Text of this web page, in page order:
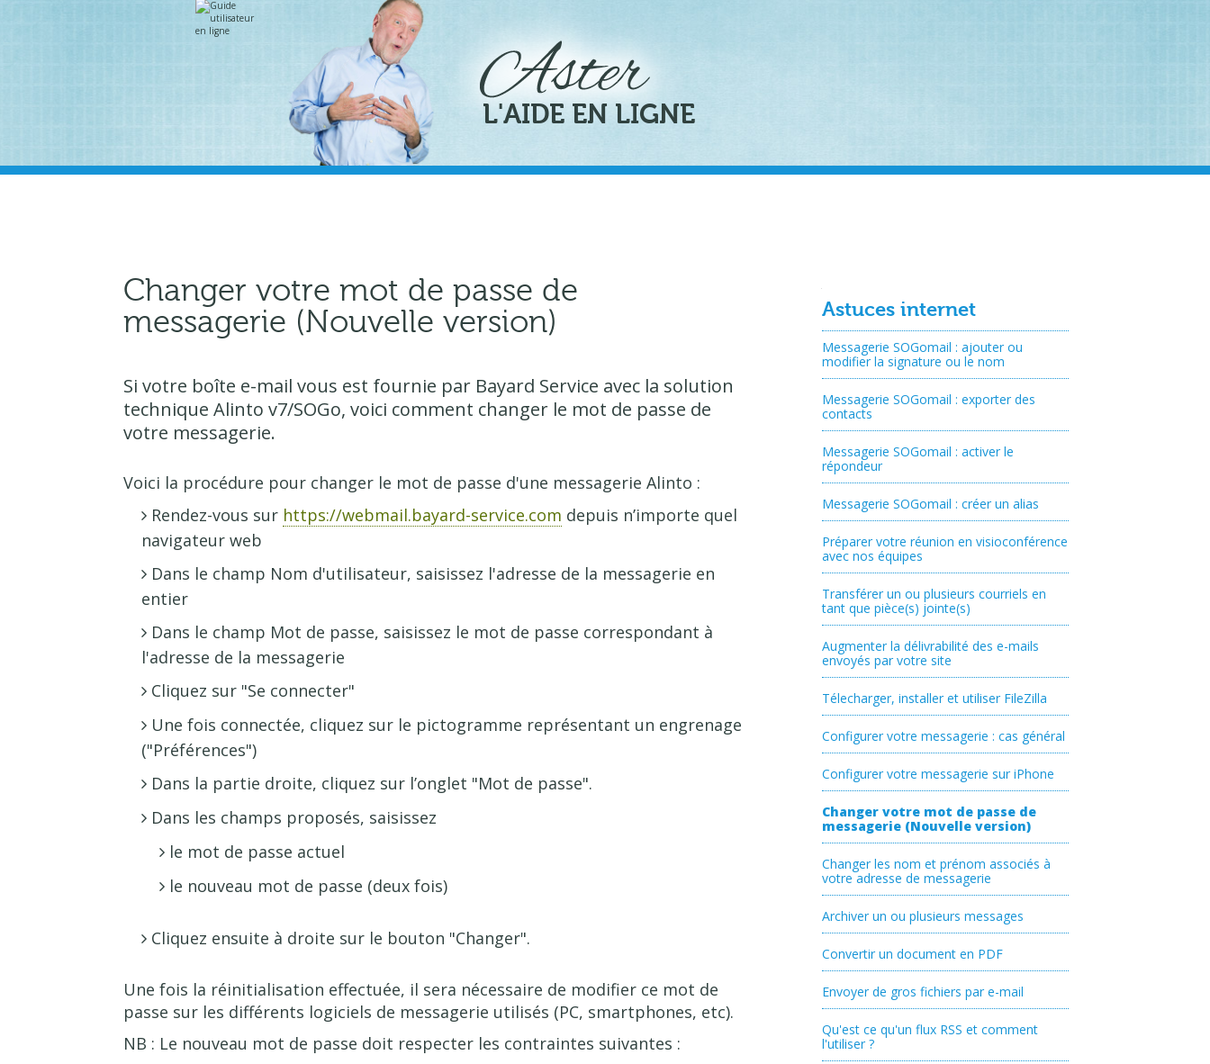
Aller
contenu.
Outils
personnels
L'AIDE EN LIGNE
Astuces internet
Messagerie SOGomail : ajouter ou
modifier la signature ou le nom
Messagerie SOGomail : exporter des
contacts
Messagerie SOGomail : activer le
répondeur
Messagerie SOGomail : créer un alias
Préparer votre réunion en visioconférence
avec nos équipes
Transférer un ou plusieurs courriels en
tant que pièce(s) jointe(s)
Augmenter la délivrabilité des e-mails
envoyés par votre site
Télecharger, installer et utiliser FileZilla
Configurer votre messagerie : cas général
Configurer votre messagerie sur iPhone
Changer votre mot de passe de
messagerie (Nouvelle version)
Changer les nom et prénom associés à
votre adresse de messagerie
Archiver un ou plusieurs messages
Convertir un document en PDF
Envoyer de gros fichiers par e-mail
Qu'est ce qu'un flux RSS et comment
l'utiliser ?
Changer votre mot de passe de
messagerie (Nouvelle version)
Si votre boîte e-mail vous est fournie par Bayard Service avec la solution
technique Alinto v7/SOGo, voici comment changer le mot de passe de
votre messagerie.
Voici la procédure pour changer le mot de passe d'une messagerie Alinto :
Rendez-vous sur https://webmail.bayard-service.com depuis n’importe quel
navigateur web
Dans le champ Nom d'utilisateur, saisissez l'adresse de la messagerie en
entier
Dans le champ Mot de passe, saisissez le mot de passe correspondant à
l'adresse de la messagerie
Cliquez sur "Se connecter"
Une fois connectée, cliquez sur le pictogramme représentant un engrenage
("Préférences")
Dans la partie droite, cliquez sur l’onglet "Mot de passe".
Dans les champs proposés, saisissez
le mot de passe actuel
le nouveau mot de passe (deux fois)
Cliquez ensuite à droite sur le bouton "Changer".
Une fois la réinitialisation effectuée, il sera nécessaire de modifier ce mot de
passe sur les différents logiciels de messagerie utilisés (PC, smartphones, etc).
NB : Le nouveau mot de passe doit respecter les contraintes suivantes :